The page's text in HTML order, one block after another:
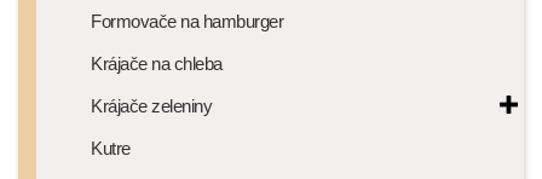
Formovače na hamburger
Krájače na chleba
Krájače zeleniny
Kutre